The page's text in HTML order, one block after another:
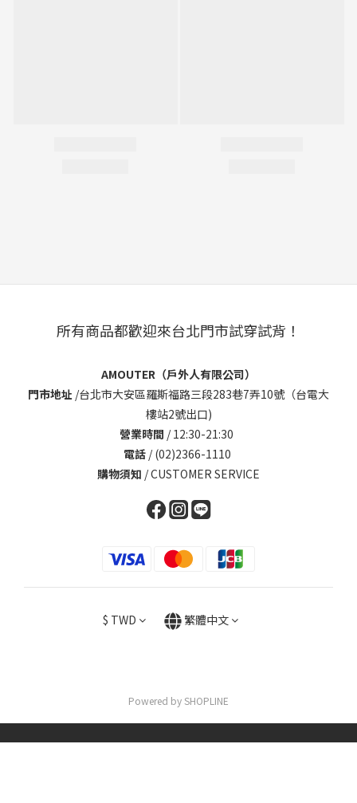
所有商品都歡迎來台北門市試穿試背！
AMOUTER（戶外人有限公司）
門市地址 /台北市大安區羅斯福路三段283巷7弄10號（台電大
樓站2號出口)
營業時間 / 12:30-21:30
電話 / (02)2366-1110
購物須知 /CUSTOMER SERVICE
$ TWD 繁體中文
Powered by SHOPLINE